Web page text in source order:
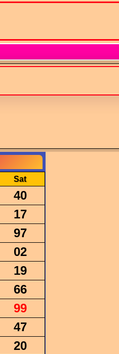
Sat
40
17
97
02
19
66
99
47
20